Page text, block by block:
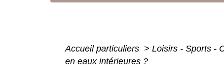
Accueil particuliers > Loisirs - Sports -
en eaux intérieures ?